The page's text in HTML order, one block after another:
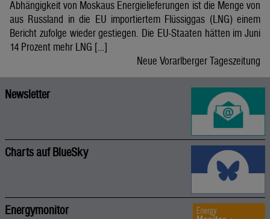
Abhängigkeit von Moskaus Energielieferungen ist die Menge von
aus Russland in die EU importiertem Flüssiggas (LNG) einem
Bericht zufolge wieder gestiegen. Die EU-Staaten hätten im Juni
14 Prozent mehr LNG […]
Neue Vorarlberger Tageszeitung
Newsletter
Charts auf BlueSky
Energymonitor